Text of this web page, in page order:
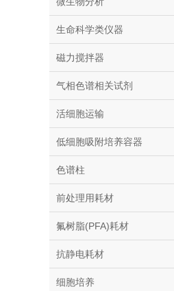
生命科学类仪器
磁力搅拌器
气相色谱相关试剂
活细胞运输
低细胞吸附培养容器
色谱柱
前处理用耗材
氟树脂(PFA)耗材
抗静电耗材
细胞培养